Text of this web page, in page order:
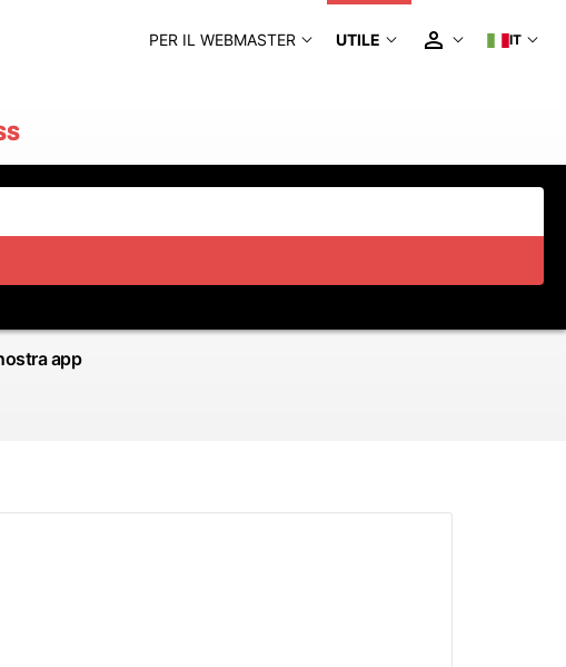
PER IL WEBMASTER UTILE IT
app